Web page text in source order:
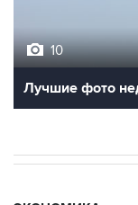
10
Лучшие фото